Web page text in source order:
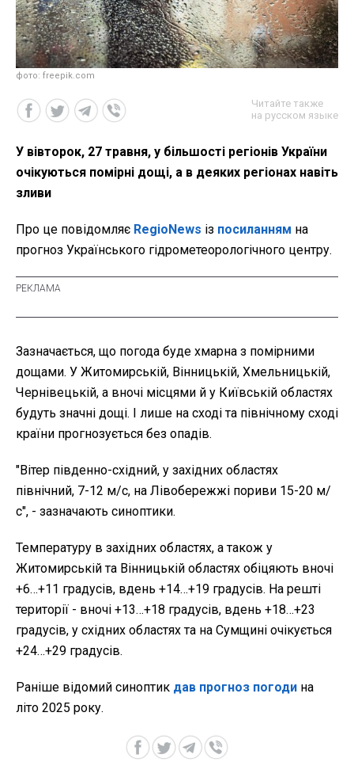
фото: freepik.com
Читайте также
на русском языке
У вівторок, 27 травня, у більшості регіонів України
очікуються помірні дощі, а в деяких регіонах навіть
зливи
Про це повідомляє RegioNews із посиланням на
прогноз Українського гідрометеорологічного центру.
Зазначається, що погода буде хмарна з помірними
дощами. У Житомирській, Вінницькій, Хмельницькій,
Чернівецькій, а вночі місцями й у Київській областях
будуть значні дощі. І лише на сході та північному сході
країни прогнозується без опадів.
"Вітер південно-східний, у західних областях
північний, 7-12 м/с, на Лівобережжі пориви 15-20 м/
с", - зазначають синоптики.
Температуру в західних областях, а також у
Житомирській та Вінницькій областях обіцяють вночі
+6…+11 градусів, вдень +14…+19 градусів. На решті
території - вночі +13…+18 градусів, вдень +18…+23
градусів, у східних областях та на Сумщині очікується
+24…+29 градусів.
Раніше відомий синоптик дав прогноз погоди на
літо 2025 року.